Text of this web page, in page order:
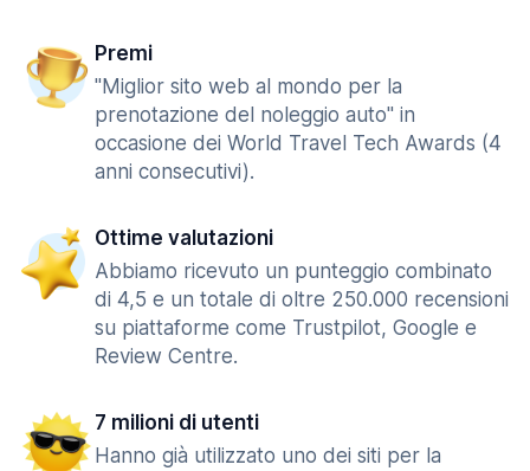
Premi
"Miglior sito web al mondo per la
prenotazione del noleggio auto" in
occasione dei World Travel Tech Awards (4
anni consecutivi).
Ottime valutazioni
Abbiamo ricevuto un punteggio combinato
di 4,5 e un totale di oltre 250.000 recensioni
su piattaforme come Trustpilot, Google e
Review Centre.
7 milioni di utenti
Hanno già utilizzato uno dei siti per la